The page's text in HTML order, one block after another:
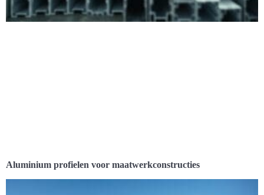
Aluminium profielen voor maatwerkconstructies